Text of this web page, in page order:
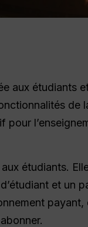
aux étudiants
de
pour
étudiants.
et un